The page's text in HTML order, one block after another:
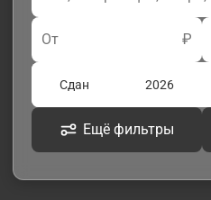
От ₽
Сдан 2026
Ещё фильтры